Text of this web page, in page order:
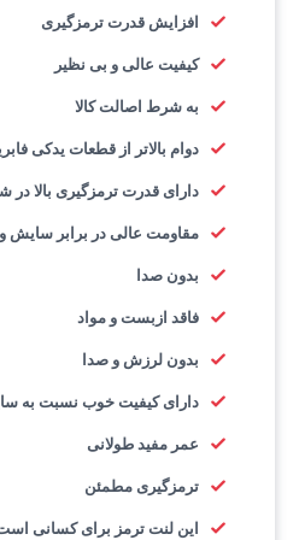
افزایش قدرت ترمزگیری
کیفیت عالی و بی نظیر
به شرط اصالت کالا
دوام بالاتر از قطعات یدکی
دارای قدرت ترمزگیری بالا در
مقاومت عالی در برابر سایش و
بدون صدا
فاقد ازبست و مواد
بدون لرزش و صدا
دارای کیفیت خوب نسبت به
عمر مفید طولانی
ترمزگیری مطمئن
این لنت ترمز برای کسانی